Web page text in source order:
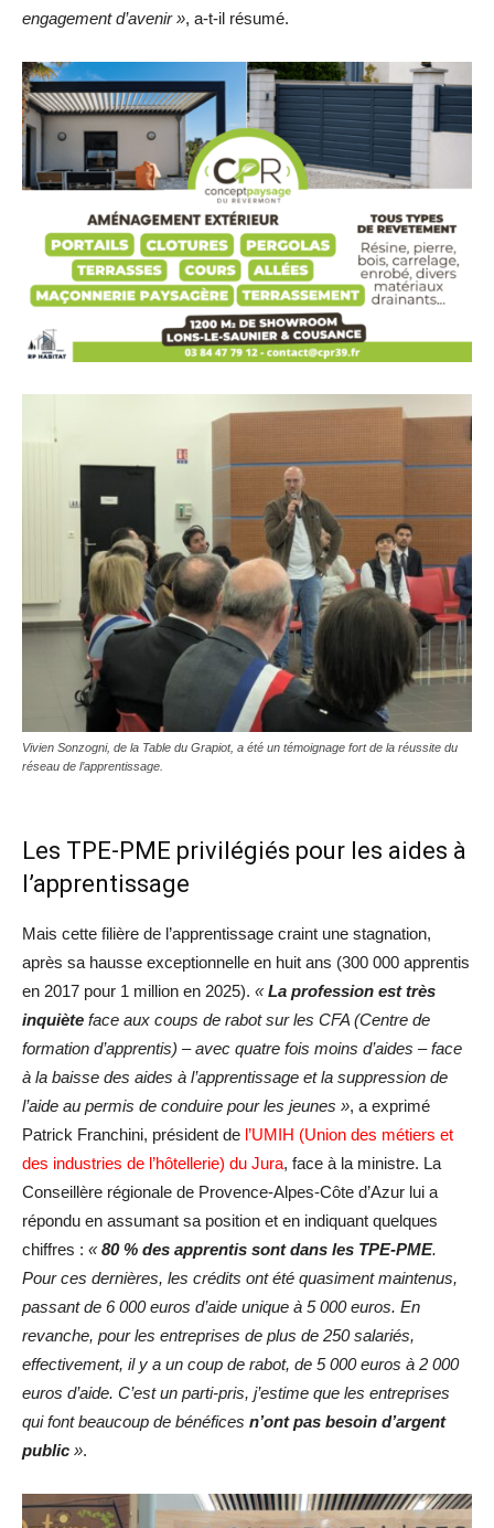
engagement d’avenir », a-t-il résumé.
Vivien Sonzogni, de la Table du Grapiot, a été un témoignage fort de la réussite du
réseau de l’apprentissage.
Les TPE-PME privilégiés pour les aides à
l’apprentissage
Mais cette filière de l’apprentissage craint une stagnation,
après sa hausse exceptionnelle en huit ans (300 000 apprentis
en 2017 pour 1 million en 2025). «La profession est très
inquiète face aux coups de rabot sur les CFA (Centre de
formation d’apprentis) – avec quatre fois moins d’aides – face
à la baisse des aides à l’apprentissage et la suppression de
l’aide au permis de conduire pour les jeunes », a exprimé
Patrick Franchini, président de l’UMIH (Union des métiers et
des industries de l’hôtellerie) du Jura, face à la ministre. La
Conseillère régionale de Provence-Alpes-Côte d’Azur lui a
répondu en assumant sa position et en indiquant quelques
chiffres : «80 % des apprentis sont dans les TPE-PME.
Pour ces dernières, les crédits ont été quasiment maintenus,
passant de 6 000 euros d’aide unique à 5 000 euros. En
revanche, pour les entreprises de plus de 250 salariés,
effectivement, il y a un coup de rabot, de 5 000 euros à 2 000
euros d’aide. C’est un parti-pris, j’estime que les entreprises
qui font beaucoup de bénéfices n’ont pas besoin d’argent
public ».